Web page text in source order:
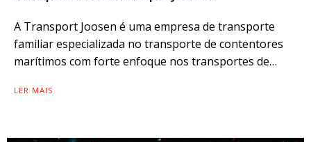
A Transport Joosen é uma empresa de transporte
familiar especializada no transporte de contentores
marítimos com forte enfoque nos transportes de…
LER MAIS